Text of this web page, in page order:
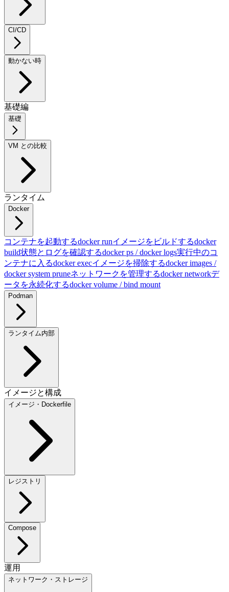
CI/CD
動かない時
基礎編
基礎
VM との比較
ランタイム
Docker
コンテナを起動するdocker runイメージをビルドするdocker
build状態とログを確認するdocker ps / docker logs実行中のコ
ンテナに入るdocker execイメージを掃除するdocker images /
docker system pruneネットワークを管理するdocker networkデ
ータを永続化するdocker volume / bind mount
Podman
ランタイム内部
イメージと構成
イメージ・Dockerfile
レジストリ
Compose
運用
ネットワーク・ストレージ